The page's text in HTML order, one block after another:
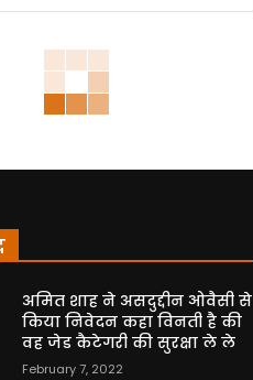
अमित शाह ने असदुद्दीन ओवैसी से
किया निवेदन कहा विनती है की
वह जेड कैटेगरी की सुरक्षा ले ले
February 7, 2022